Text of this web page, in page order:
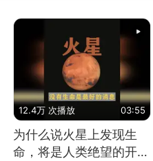
12.4万 次播放 03:55
为什么说火星上发现生
命，将是人类绝望的开